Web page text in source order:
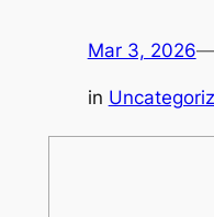
Mar 3, 2026—
in